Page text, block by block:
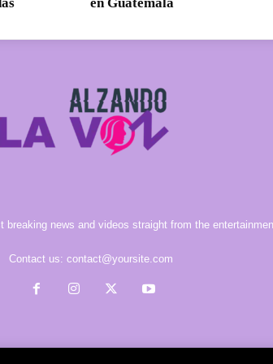
breaking news and videos straight from the
Contact us: contact@yoursite.com